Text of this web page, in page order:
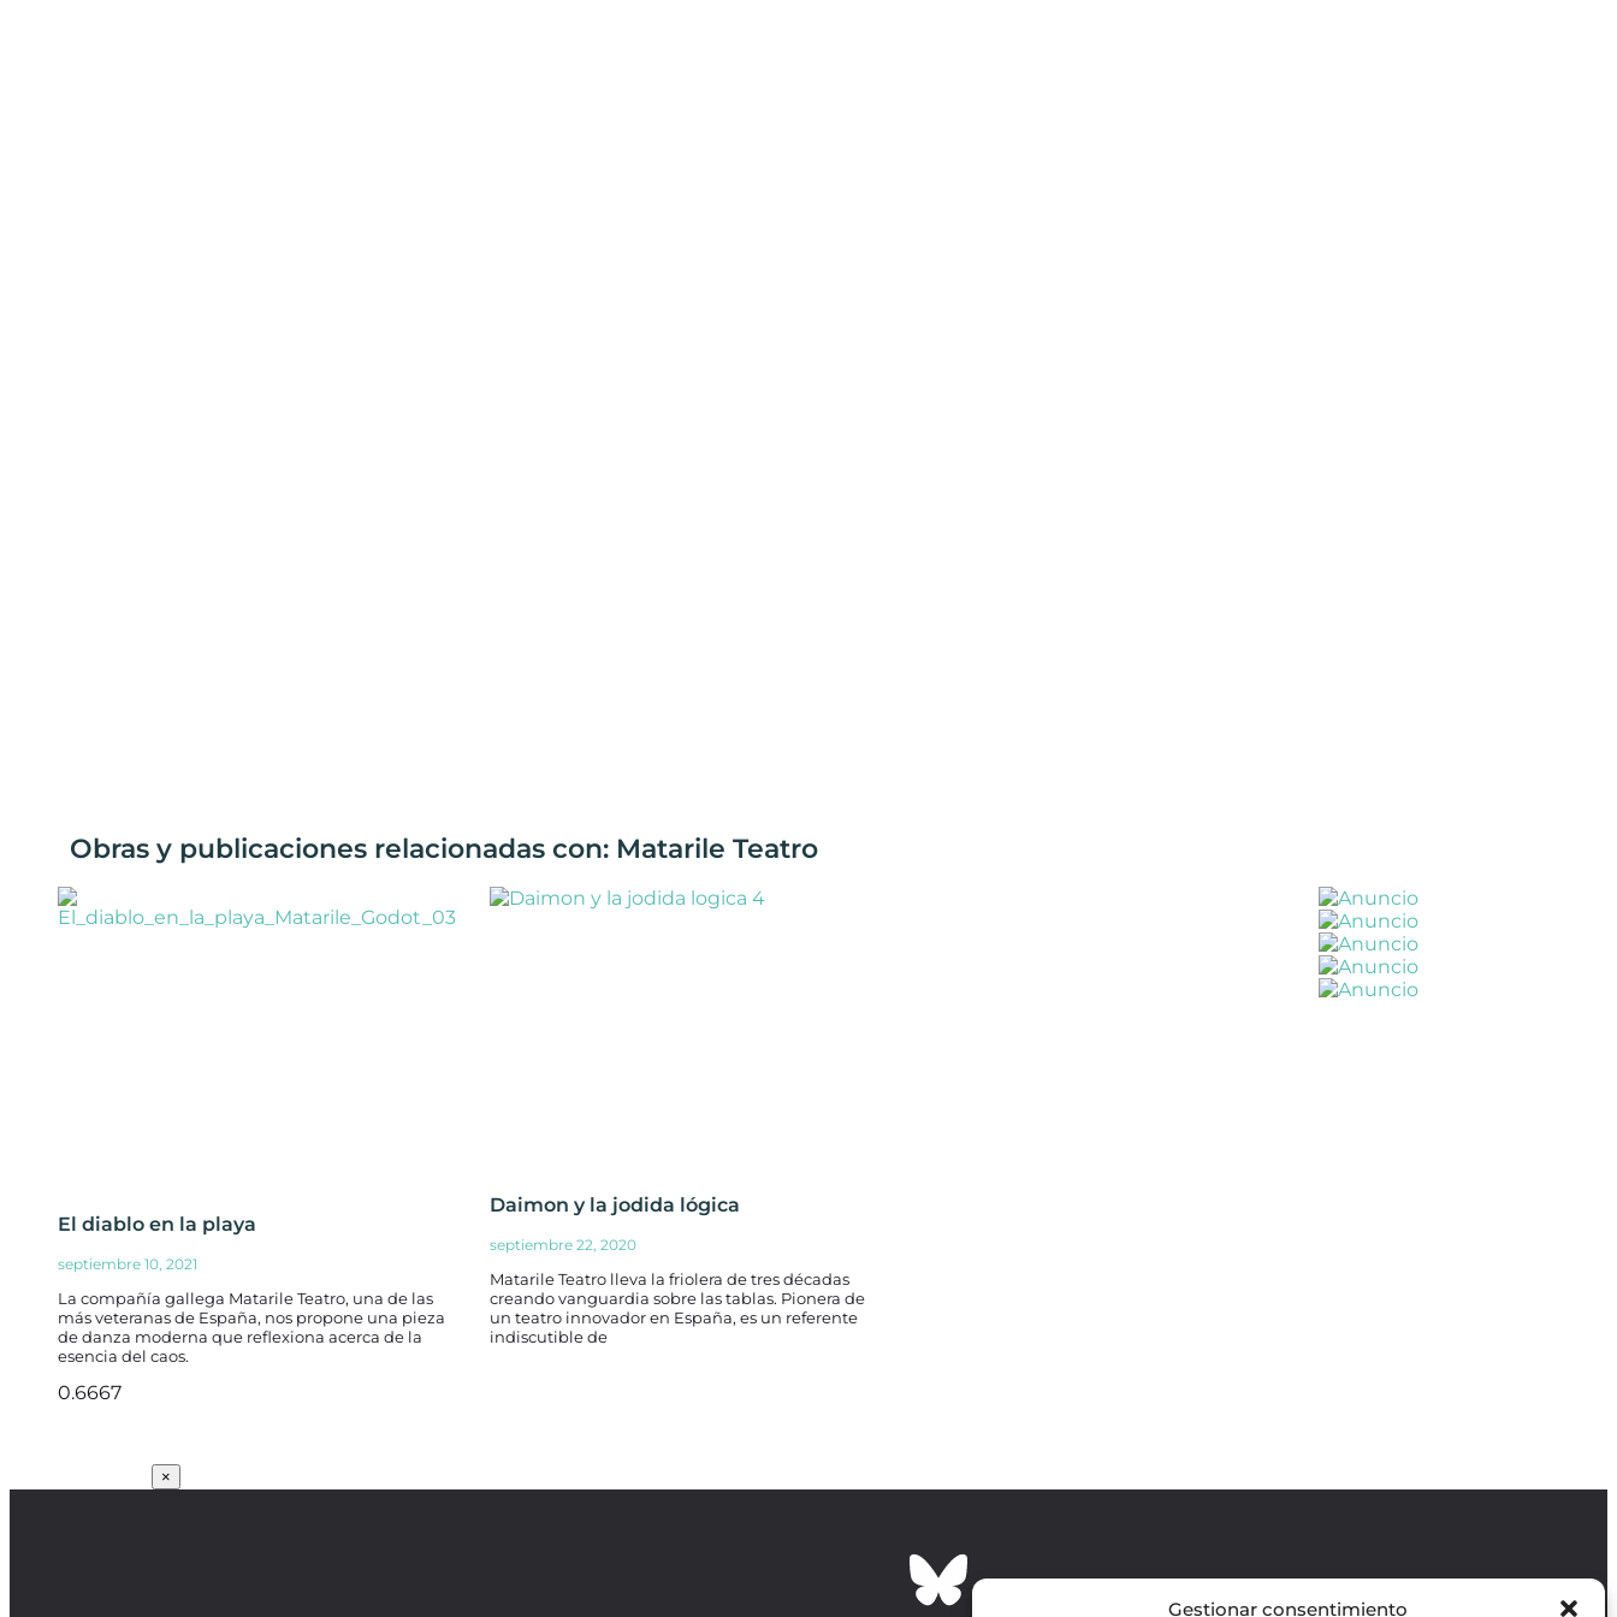
Gestionar consentimiento
Obras y publicaciones relacionadas con: Matarile Teatro
El diablo en la playa
septiembre 10, 2021
La compañía gallega Matarile Teatro, una de las
más veteranas de España, nos propone una pieza
de danza moderna que reflexiona acerca de la
esencia del caos.
Daimon y la jodida lógica
septiembre 22, 2020
Matarile Teatro lleva la friolera de tres décadas
creando vanguardia sobre las tablas. Pionera de
un teatro innovador en España, es un referente
indiscutible de
×